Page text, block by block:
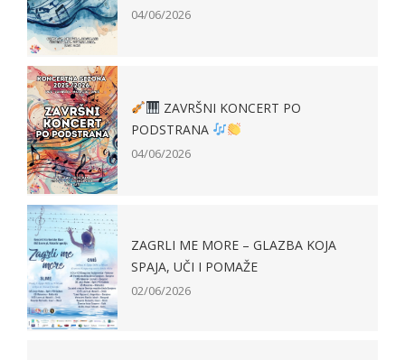
04/06/2026
ZAVRŠNI KONCERT PO
PODSTRANA
04/06/2026
ZAGRLI ME MORE – GLAZBA KOJA
SPAJA, UČI I POMAŽE
02/06/2026